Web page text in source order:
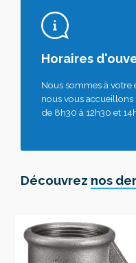
Horaires
Nous sommes à
nous vous
de 8h30 à 12h30 et
Découvrez nos